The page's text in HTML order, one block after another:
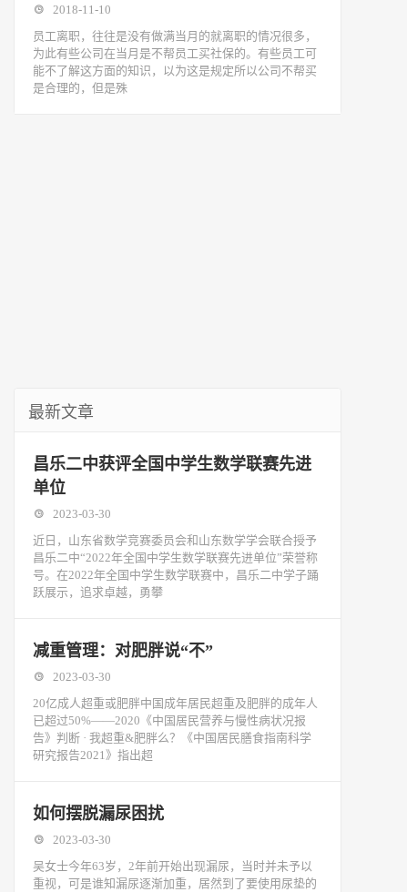
2018-11-10
​员工离职，往往是没有做满当月的就离职的情况很多，
为此有些公司在当月是不帮员工买社保的。有些员工可
能不了解这方面的知识，以为这是规定所以公司不帮买
是合理的，但是殊
最新文章
昌乐二中获评全国中学生数学联赛先进
单位
2023-03-30
近日，山东省数学竞赛委员会和山东数学学会联合授予
昌乐二中“2022年全国中学生数学联赛先进单位”荣誉称
号。在2022年全国中学生数学联赛中，昌乐二中学子踊
跃展示，追求卓越，勇攀
减重管理：对肥胖说“不”
2023-03-30
20亿成人超重或肥胖中国成年居民超重及肥胖的成年人
已超过50%——2020《中国居民营养与慢性病状况报
告》判断 · 我超重&肥胖么？《中国居民膳食指南科学
研究报告2021》指出超
如何摆脱漏尿困扰
2023-03-30
吴女士今年63岁，2年前开始出现漏尿，当时并未予以
重视，可是谁知漏尿逐渐加重，居然到了要使用尿垫的